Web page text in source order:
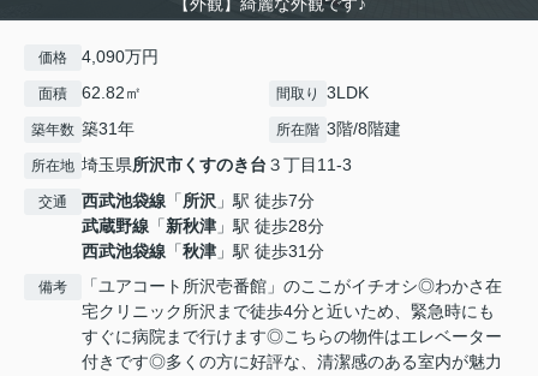
【外観】綺麗な外観です♪
価格 4,090万円
面積 62.82㎡ 間取り 3LDK
築年数 築31年 所在階 3階/8階建
所在地 埼玉県所沢市くすのき台 ３丁目11-3
交通 西武池袋線 「所沢 」駅 徒歩7分
武蔵野線 「新秋津 」駅 徒歩28分
西武池袋線 「秋津 」駅 徒歩31分
備考
「ユアコート所沢壱番館」のここがイチオシ◎わかさ在
宅クリニック所沢まで徒歩4分と近いため、緊急時にも
すぐに病院まで行けます◎こちらの物件はエレベーター
付きです◎多くの方に好評な、清潔感のある室内が魅力